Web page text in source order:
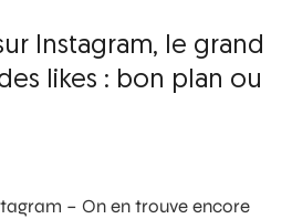
Instagram, le grand
likes : bon plan ou
– On en trouve encore